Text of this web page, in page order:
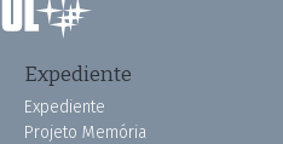
Expediente
Expediente
Projeto Memória